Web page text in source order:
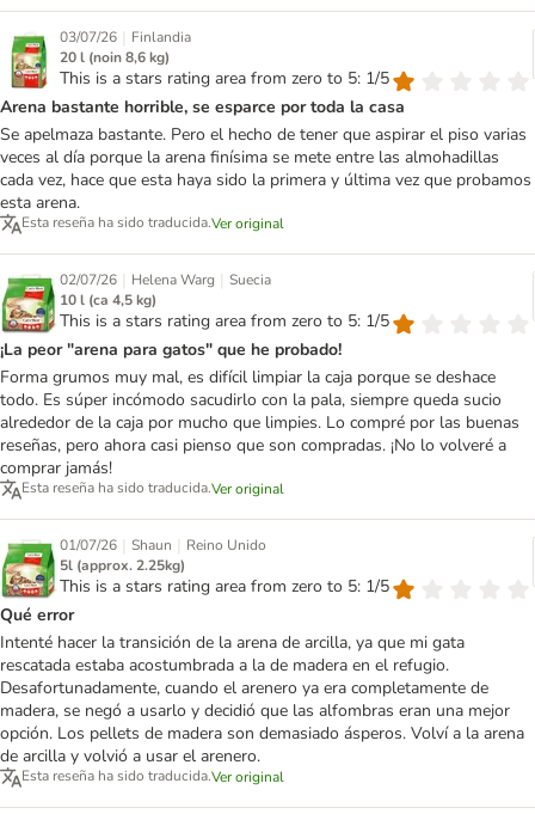
03/07/26 | Finlandia
20 l (noin 8,6 kg)
This is a stars rating area from zero to 5: 1/5
Arena bastante horrible, se esparce por toda la casa
Se apelmaza bastante. Pero el hecho de tener que aspirar el piso varias
veces al día porque la arena finísima se mete entre las almohadillas
cada vez, hace que esta haya sido la primera y última vez que probamos
esta arena.
Esta reseña ha sido traducida.Ver original
02/07/26 | Helena Warg | Suecia
10 l (ca 4,5 kg)
This is a stars rating area from zero to 5: 1/5
¡La peor "arena para gatos" que he probado!
Forma grumos muy mal, es difícil limpiar la caja porque se deshace
todo. Es súper incómodo sacudirlo con la pala, siempre queda sucio
alrededor de la caja por mucho que limpies. Lo compré por las buenas
reseñas, pero ahora casi pienso que son compradas. ¡No lo volveré a
comprar jamás!
Esta reseña ha sido traducida.Ver original
01/07/26 | Shaun | Reino Unido
5l (approx. 2.25kg)
This is a stars rating area from zero to 5: 1/5
Qué error
Intenté hacer la transición de la arena de arcilla, ya que mi gata
rescatada estaba acostumbrada a la de madera en el refugio.
Desafortunadamente, cuando el arenero ya era completamente de
madera, se negó a usarlo y decidió que las alfombras eran una mejor
opción. Los pellets de madera son demasiado ásperos. Volví a la arena
de arcilla y volvió a usar el arenero.
Esta reseña ha sido traducida.Ver original